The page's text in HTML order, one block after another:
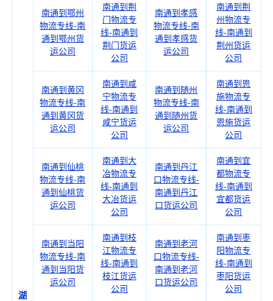
湖
南通到鄂州
物流专线-南
通到鄂州货
运公司
南通到荆
门物流专
线-南通到
荆门货运
公司
南通到孝感
物流专线-南
通到孝感货
运公司
南通到荆
州物流专
线-南通到
荆州货运
公司
南通到黄冈
物流专线-南
通到黄冈货
运公司
南通到咸
宁物流专
线-南通到
咸宁货运
公司
南通到随州
物流专线-南
通到随州货
运公司
南通到恩
施物流专
线-南通到
恩施货运
公司
南通到仙桃
物流专线-南
通到仙桃货
运公司
南通到大
冶物流专
线-南通到
大冶货运
公司
南通到丹江
口物流专线-
南通到丹江
口货运公司
南通到宜
都物流专
线-南通到
宜都货运
公司
南通到当阳
物流专线-南
通到当阳货
运公司
南通到枝
江物流专
线-南通到
枝江货运
公司
南通到老河
口物流专线-
南通到老河
口货运公司
南通到枣
阳物流专
线-南通到
枣阳货运
公司